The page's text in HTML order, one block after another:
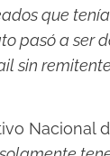
que
pasó a ser
sin
Nacional